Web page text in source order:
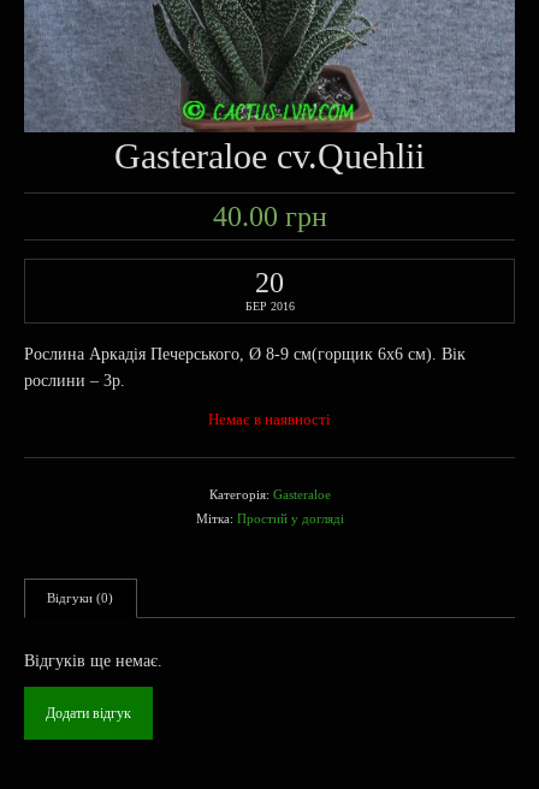
Gasteraloe cv.Quehlii
40.00 грн
20
БЕР 2016
Рослина Аркадія Печерського, Ø 8-9 cм(горщик 6х6 см). Вік
рослини – 3р.
Немає в наявності
Категорія: Gasteraloe
Мітка: Простий у догляді
Відгуки (0)
Відгуків ще немає.
Додати відгук